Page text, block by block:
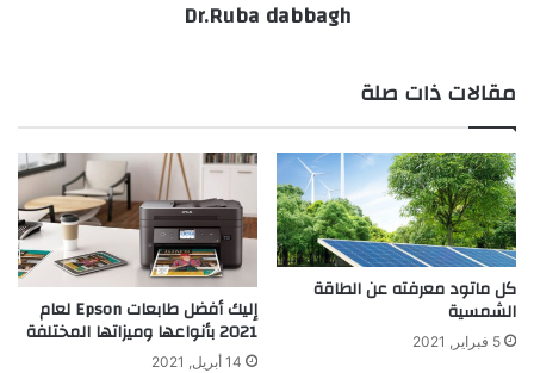
Dr.Ruba dabbagh
مقالات ذات صلة
كل ماتود معرفته عن الطاقة
الشمسية
5 فبراير, 2021
إليك أفضل طابعات Epson لعام
2021 بأنواعها وميزاتها المختلفة
14 أبريل, 2021